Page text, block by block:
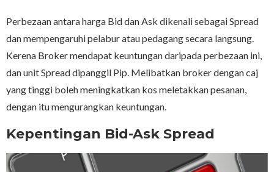
Perbezaan antara harga Bid dan Ask dikenali sebagai Spread
dan mempengaruhi pelabur atau pedagang secara langsung.
Kerena Broker mendapat keuntungan daripada perbezaan ini,
dan unit Spread dipanggil Pip. Melibatkan broker dengan caj
yang tinggi boleh meningkatkan kos meletakkan pesanan,
dengan itu mengurangkan keuntungan.
Kepentingan Bid-Ask Spread